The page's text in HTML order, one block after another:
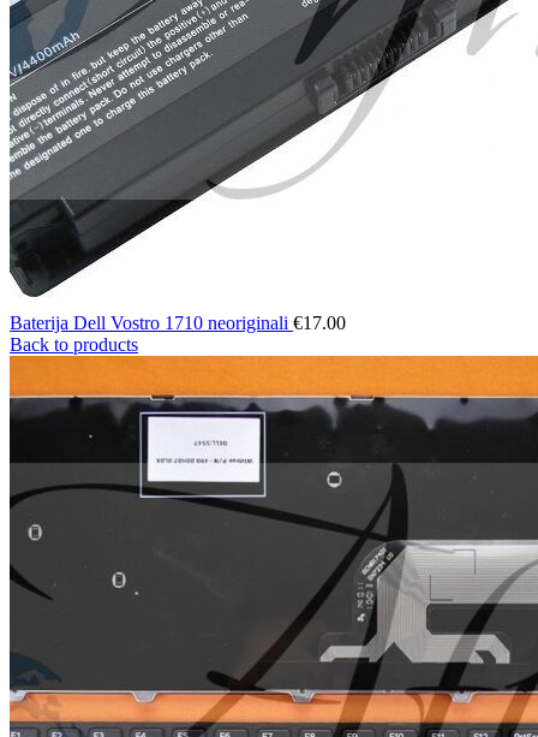
Baterija Dell Vostro 1710 neoriginali €17.00
Back to products